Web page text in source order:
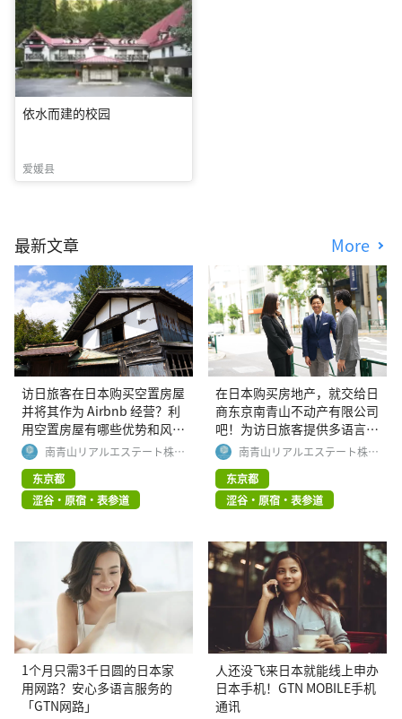
依水而建的校园
爱媛县
最新文章 More
访日旅客在日本购买空置房屋
并将其作为 Airbnb 经营？利
用空置房屋有哪些优势和风
险？南青山リアルエステート株式
会社
东京都
涩谷・原宿・表参道
在日本购买房地产，就交给日
商东京南青山不动产有限公司
吧！为访日旅客提供多语言支
持
南青山リアルエステート株式
会社
东京都
涩谷・原宿・表参道
1个月只需3千日圆的日本家
用网路？安心多语言服务的
「GTN网路」
人还没飞来日本就能线上申办
日本手机！GTN MOBILE手机
通讯